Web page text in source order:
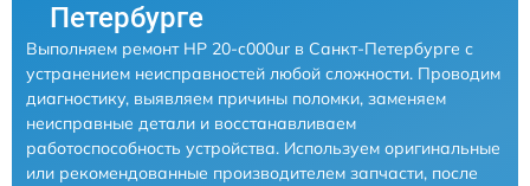
Петербурге
Выполняем ремонт HP 20-c000ur в Санкт-Петербурге с
устранением неисправностей любой сложности. Проводим
диагностику, выявляем причины поломки, заменяем
неисправные детали и восстанавливаем
работоспособность устройства. Используем оригинальные
или рекомендованные производителем запчасти, после